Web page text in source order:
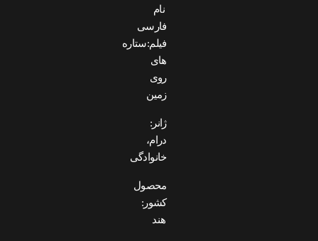
نام
فارسی
فیلم:ستاره
های
روی
زمین
ژانر:
درام،
خانوادگی
محصول
کشور:
هند